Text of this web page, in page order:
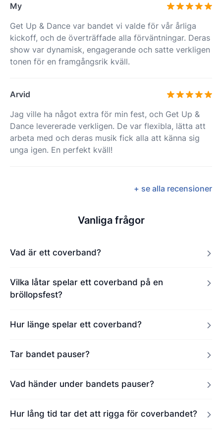
My
Get Up & Dance var bandet vi valde för vår årliga
kickoff, och de överträffade alla förväntningar. Deras
show var dynamisk, engagerande och satte verkligen
tonen för en framgångsrik kväll.
Arvid
Jag ville ha något extra för min fest, och Get Up &
Dance levererade verkligen. De var flexibla, lätta att
arbeta med och deras musik fick alla att känna sig
unga igen. En perfekt kväll!
+ se alla recensioner
Vanliga frågor
Vad är ett coverband?
Vilka låtar spelar ett coverband på en
bröllopsfest?
Hur länge spelar ett coverband?
Tar bandet pauser?
Vad händer under bandets pauser?
Hur lång tid tar det att rigga för coverbandet?